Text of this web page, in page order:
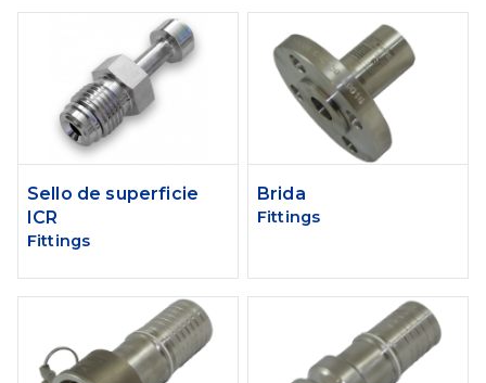
Sello de superficie
ICR
Fittings
Brida
Fittings